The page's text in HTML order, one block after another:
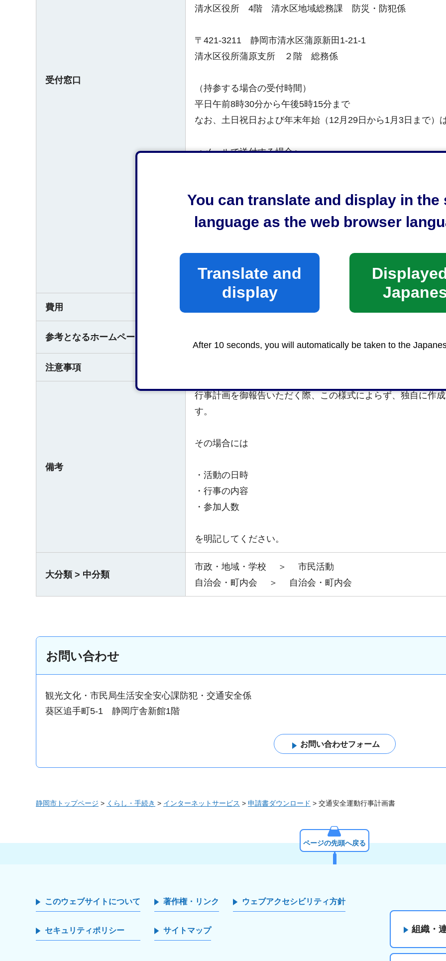
You can translate and display in the
language as the web browser
Translate and
display
After 10 seconds, you will automatically be taken to the
受付窓口
清水区役所 4階 清水区地域総務課 防災・防犯係
〒421-3211 静岡市清水区蒲原新田1-21-1
清水区役所蒲原支所 ２階 総務係
（持参する場合の受付時間）
平日午前8時30分から午後5時15分まで
なお、土日祝日および年末年始（12月29日から1月3日まで）
＜メールで送付する場合＞
メールによる送付は、24時間受け付けています。
＜FAXで送付する場合＞
FAXによる送付は、24時間受け付けております。
費用
参考となるホームページ
注意事項
備考
行事計画を御報告いただく際、この様式によらず、独自に作
す。
その場合には
・活動の日時
・行事の内容
・参加人数
を明記してください。
大分類 > 中分類
市政・地域・学校 ＞
市民活動
自治会・町内会
＞ 自治会・町内会
お問い合わせ
観光文化・市民局生活安全安心課防犯・交通安全係
葵区追手町5-1 静岡庁舎新館1階
静岡市トップページ > くらし・手続き > インターネットサービス > 申請書ダウンロード > 交通安全運動行事計画書
ページの先頭へ戻る
このウェブサイトについて 著作権・リンク ウェブアクセシビリティ方針
セキュリティポリシー サイトマップ 組織・